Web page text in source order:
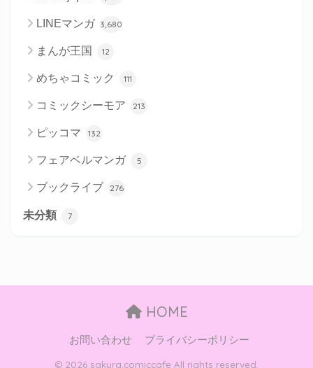
LINEマンガ 3,680
まんが王国 12
めちゃコミック 111
コミックシーモア 213
ピッコマ 132
フェアベルマンガ 5
ブックライブ 276
未分類 7
HOME
お問い合わせ プライバシーポリシー
© 2026 sakura.comiccafe All rights reserved.